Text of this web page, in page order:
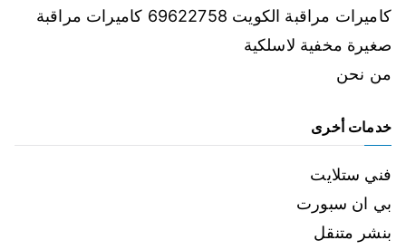
كاميرات مراقبة الكويت 69622758 كاميرات مراقبة
صغيرة مخفية لاسلكية
من نحن
خدمات أخرى
فني ستلايت
بي ان سبورت
بنشر متنقل